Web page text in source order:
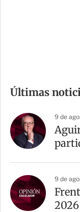
p
a
r
t
Últimas
9 de
9 de
2026